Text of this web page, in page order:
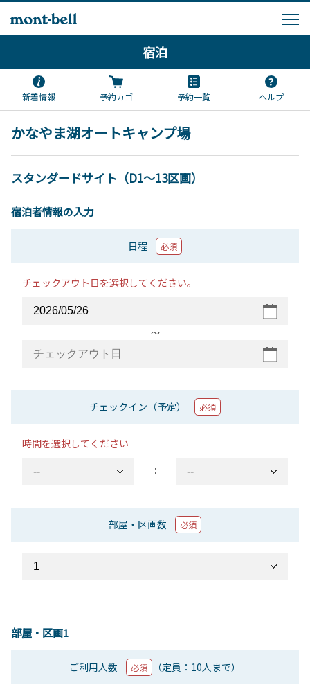
宿泊
新着情報 予約カゴ 予約一覧 ヘルプ
かなやま湖オートキャンプ場
スタンダードサイト（D1～13区画）
宿泊者情報の入力
日程 必須
チェックアウト日を選択してください。
〜
チェックイン（予定） 必須
時間を選択してください
：
部屋・区画数 必須
部屋・区画1
ご利用人数 必須 （定員：10人まで）